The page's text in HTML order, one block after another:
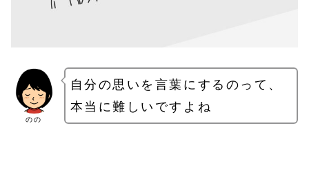
のの
自分の思いを言葉にするのって、
本当に難しいですよね